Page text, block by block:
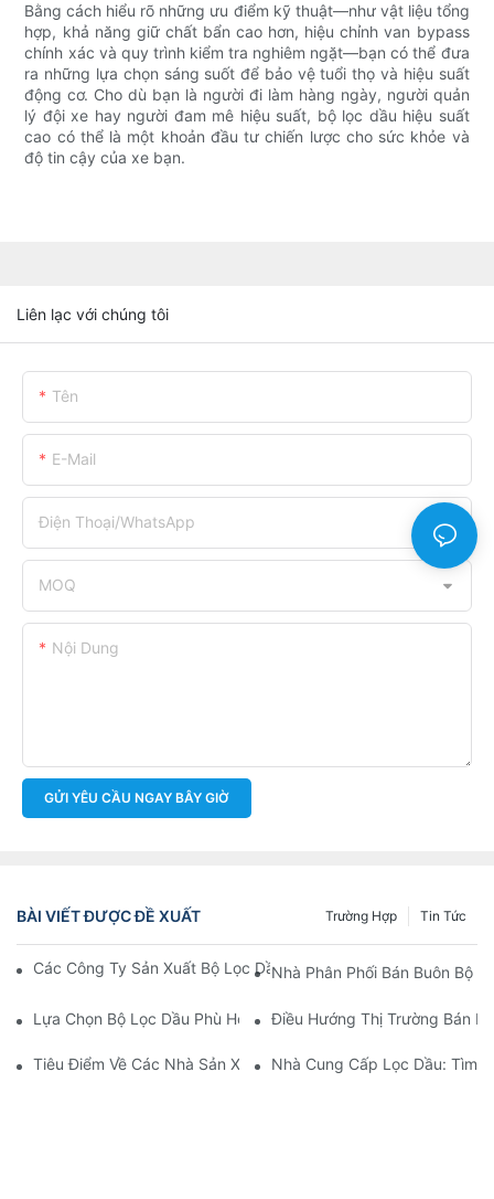
Bằng cách hiểu rõ những ưu điểm kỹ thuật—như vật liệu tổng
hợp, khả năng giữ chất bẩn cao hơn, hiệu chỉnh van bypass
chính xác và quy trình kiểm tra nghiêm ngặt—bạn có thể đưa
ra những lựa chọn sáng suốt để bảo vệ tuổi thọ và hiệu suất
động cơ. Cho dù bạn là người đi làm hàng ngày, người quản
lý đội xe hay người đam mê hiệu suất, bộ lọc dầu hiệu suất
cao có thể là một khoản đầu tư chiến lược cho sức khỏe và
độ tin cậy của xe bạn.
Liên lạc với chúng tôi
Tên
E-Mail
Điện Thoại/WhatsApp
MOQ
Nội Dung
GỬI YÊU CẦU NGAY BÂY GIỜ
BÀI VIẾT ĐƯỢC ĐỀ XUẤT Tin Tức
Trường Hợp
Các Công Ty Sản Xuất Bộ Lọc Dầu Hàng Đầu: Tổng Quan Toàn
Nhà Phân Phối Bán Buôn Bộ
Lựa Chọn Bộ Lọc Dầu Phù Hợp Cho Mẫu Xe Của Bạn: Những
Điều Hướng Thị Trường Bán
Tiêu Điểm Về Các Nhà Sản Xuất Bộ Lọc Dầu Hàng Đầu Và
Nhà Cung Cấp Lọc Dầu: Tìm